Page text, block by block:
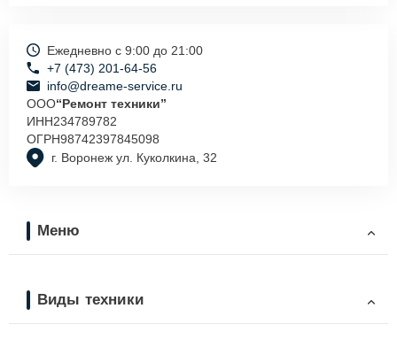
г. Воронеж ул. Куколкина, 32
Ежедневно с 9:00 до 21:00
+7 (473) 201-64-56
info@dreame-service.ru
ООО“Ремонт техники”
ИНН234789782
ОГРН98742397845098
Меню
Виды техники